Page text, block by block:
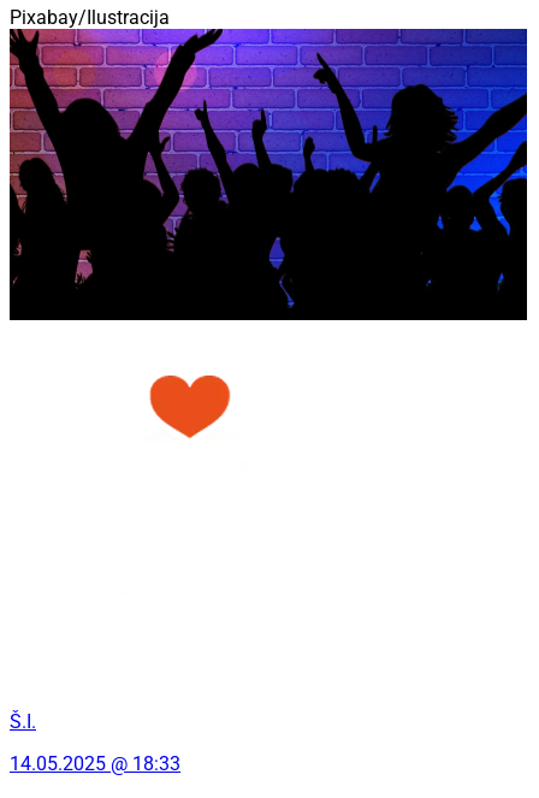
Pixabay/Ilustracija
Š.I.
14.05.2025 @ 18:33